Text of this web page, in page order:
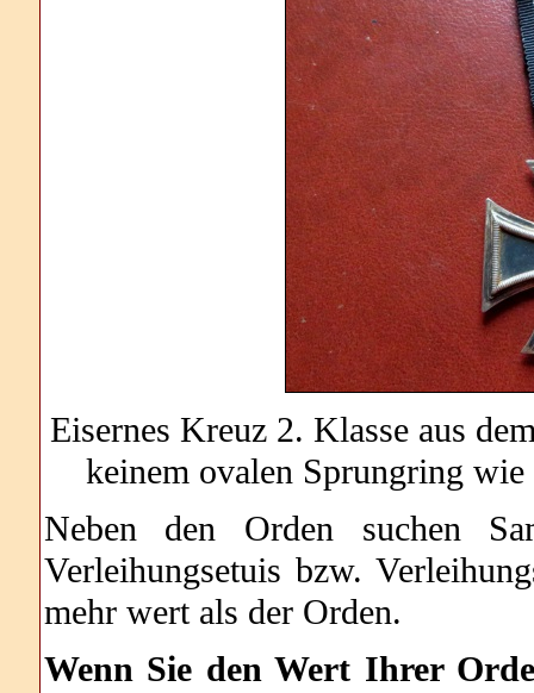
Eisernes Kreuz 2. Klasse aus
keinem ovalen Sprungring
Neben den Orden suchen
Verleihungsetuis bzw.
mehr wert als der Orden.
Wenn Sie den Wert Ihrer